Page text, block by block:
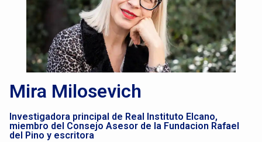
Mira Milosevich
Investigadora principal de Real Instituto Elcano,
miembro del Consejo Asesor de la Fundacion Rafael
del Pino y escritora